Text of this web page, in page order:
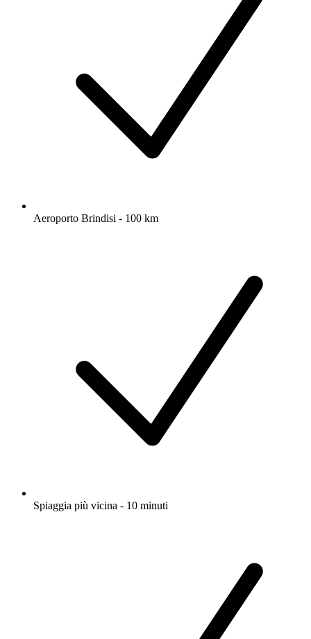
Aeroporto Brindisi - 100 km
Spiaggia più vicina - 10 minuti